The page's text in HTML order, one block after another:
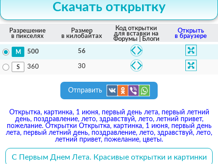
Скачать открытку
Разрешение
в пикселях
Размер
в килобайтах
Код открытки
для вставки на
Форумы | Блоги
Открыть
в браузере
500 56
360 30
Отправить
Открытка, картинка, 1 июня, первый день лета, первый летний
день, поздравление, лето, здравствуй, лето, летний привет,
пожелание. Открытки Открытка, картинка, 1 июня, первый день
лета, первый летний день, поздравление, лето, здравствуй, лето,
летний привет, пожелание, цветы.
С Первым Днем Лета. Красивые открытки и картинки